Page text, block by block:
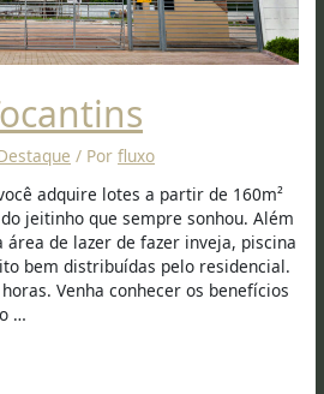
/ Porfluxo
adquire lotes a partir de 160m²
jeitinho que sempre sonhou. Além
de lazer de fazer inveja, piscina
bem distribuídas pelo residencial.
Venha conhecer os benefícios
…